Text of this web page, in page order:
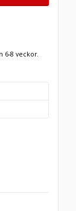
6-8 veckor.